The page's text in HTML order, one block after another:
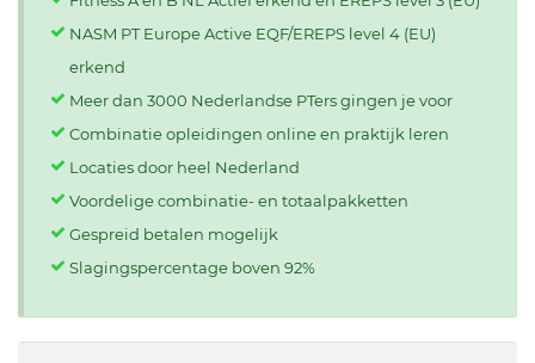
NASM PT Europe Active EQF/EREPS level 4 (EU)
erkend
Meer dan 3000 Nederlandse PTers gingen je voor
Combinatie opleidingen online en praktijk leren
Locaties door heel Nederland
Voordelige combinatie- en totaalpakketten
Gespreid betalen mogelijk
Slagingspercentage boven 92%